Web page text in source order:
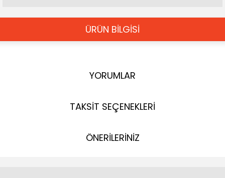
ÜRÜN BİLGİSİ
YORUMLAR
TAKSİT SEÇENEKLERİ
ÖNERİLERİNİZ